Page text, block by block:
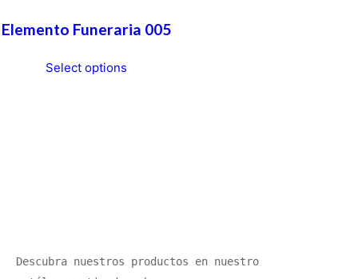
Elemento Funeraria 005
Select options
Descubra nuestros productos en nuestro